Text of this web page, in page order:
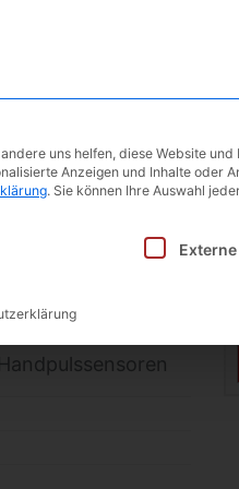
uns helfen, diese Website und
Anzeigen und Inhalte oder
. Sie können Ihre Auswahl
erste Service-Gruppe